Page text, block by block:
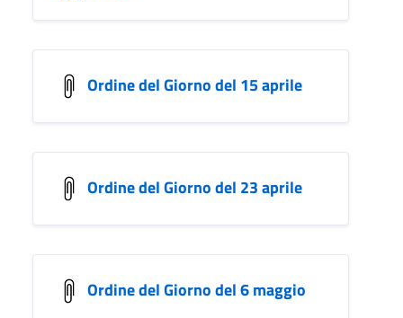
Ordine del Giorno del 15 aprile
Ordine del Giorno del 23 aprile
Ordine del Giorno del 6 maggio